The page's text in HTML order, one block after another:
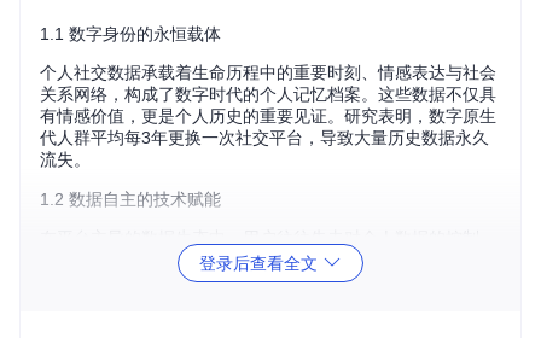
1.1 数字身份的永恒载体
个人社交数据承载着生命历程中的重要时刻、情感表达与社会
关系网络，构成了数字时代的个人记忆档案。这些数据不仅具
有情感价值，更是个人历史的重要见证。研究表明，数字原生
代人群平均每3年更换一次社交平台，导致大量历史数据永久
流失。
1.2 数据自主的技术赋能
权。GetQzonehistory通过本地化存储方案，使用户重新获得
登录后查看全文